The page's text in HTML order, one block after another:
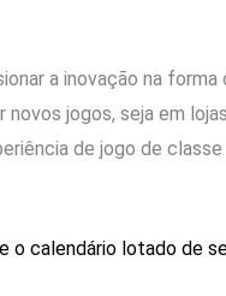
a inovação na
jogos, seja em
de jogo de
o calendário lotado de